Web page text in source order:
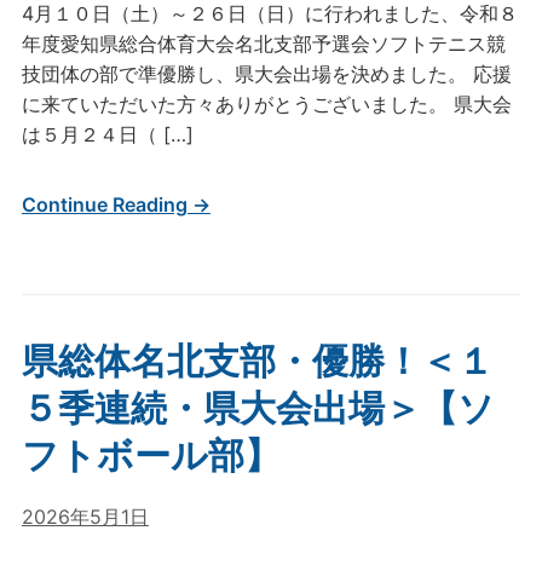
4月１０日（土）～２６日（日）に行われました、令和８
年度愛知県総合体育大会名北支部予選会ソフトテニス競
技団体の部で準優勝し、県大会出場を決めました。 応援
に来ていただいた方々ありがとうございました。 県大会
は５月２４日（ […]
Continue Reading →
県総体名北支部・優勝！＜１
５季連続・県大会出場＞【ソ
フトボール部】
2026年5月1日